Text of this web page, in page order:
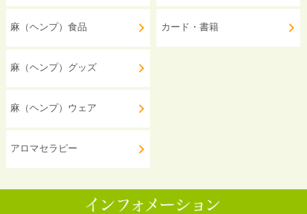
麻（ヘンプ）食品
麻（ヘンプ）グッズ
麻（ヘンプ）ウェア
アロマセラピー
カード・書籍